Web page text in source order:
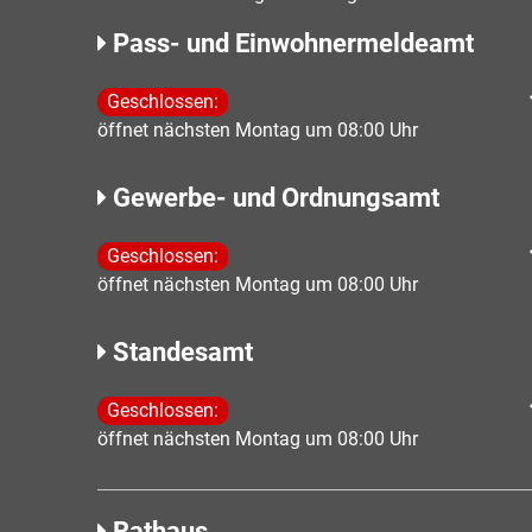
Pass- und Einwohnermeldeamt
Klicken, um weitere Öffnungs- oder Schließzeiten
Geschlossen:
öffnet nächsten Montag um 08:00 Uhr
Gewerbe- und Ordnungsamt
Klicken, um weitere Öffnungs- oder Schließzeiten
Geschlossen:
öffnet nächsten Montag um 08:00 Uhr
Standesamt
Klicken, um weitere Öffnungs- oder Schließzeiten
Geschlossen:
öffnet nächsten Montag um 08:00 Uhr